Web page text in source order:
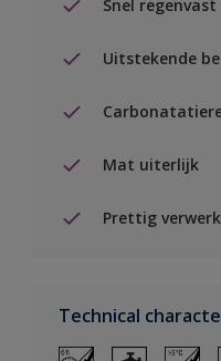
Snel
Uitstekende
Mat uiterlijk
Prettig
Technical